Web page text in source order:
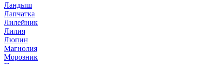
Ландыш
Лапчатка
Лилейник
Лилия
Люпин
Магнолия
Морозник